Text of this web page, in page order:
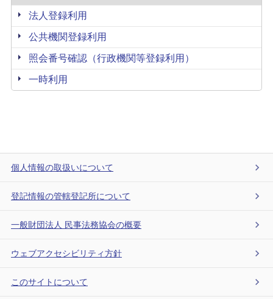
法人登録利用
公共機関登録利用
照会番号確認（行政機関等登録利用）
一時利用
個人情報の取扱いについて
登記情報の管轄登記所について
一般財団法人 民事法務協会の概要
ウェブアクセシビリティ方針
このサイトについて